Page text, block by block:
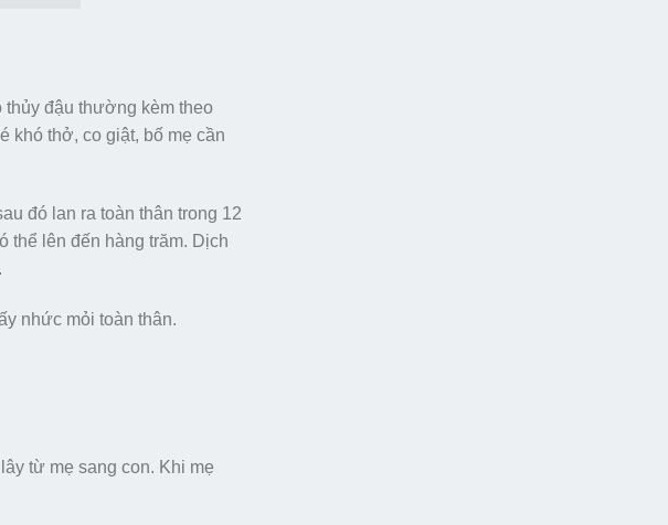
đậu thường kèm theo
khó thở, co giật, bố mẹ cần
đó lan ra toàn thân trong 12
thể lên đến hàng trăm. Dịch
nhức mỏi toàn thân.
từ mẹ sang con. Khi mẹ